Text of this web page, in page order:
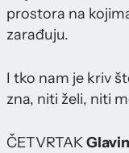
prostora na
zarađuju.
I tko nam je kriv
zna, niti želi, niti
ČETVRTAK